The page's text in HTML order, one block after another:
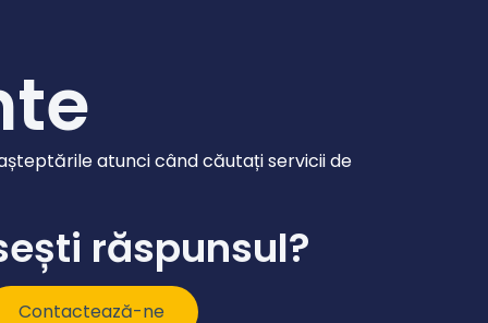
atunci când căutați servicii de
răspunsul?
Contactează-ne